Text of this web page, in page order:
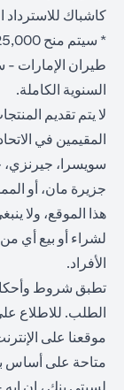
كاشباك
طيران الإمارات -
السنوية الكاملة.
لا يتم تقديم
المقيمين في
سويسرا، جيرنزي،
جزيرة مان، أو
هذا الموقع، ولا
لشراء أو بيع أي
الأفراد.
تطبق شروط
الطلب. للاطلاع
موقعنا على
متاحة على أساس